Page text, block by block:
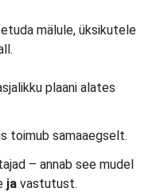
mälule, üksikutele
plaani alates
toimub samaaegselt.
– annab see mudel
ja vastutust.